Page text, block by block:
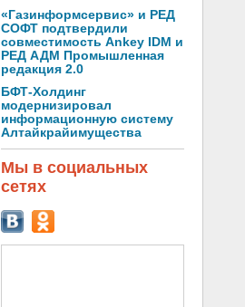
«Газинформсервис» и РЕД
СОФТ подтвердили
совместимость Ankey IDM и
РЕД АДМ Промышленная
редакция 2.0
БФТ-Холдинг
модернизировал
информационную систему
Алтайкрайимущества
Мы в социальных
сетях